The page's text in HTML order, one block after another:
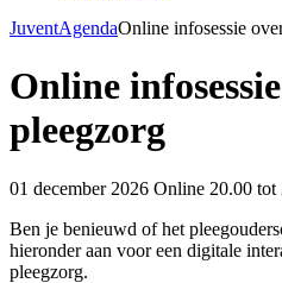
JuventAgendaOnline infosessie
Online
pleegzorg
01 december 2026 Online 20.00 tot
Ben je benieuwd of het
hieronder aan voor een digitale
pleegzorg.